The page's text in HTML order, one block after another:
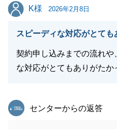
K様
K様 2026年2月8日
スピーディな対応がとても
契約申し込みまでの流れや
な対応がとてもありがたか
東急リバブル
センターからの返答